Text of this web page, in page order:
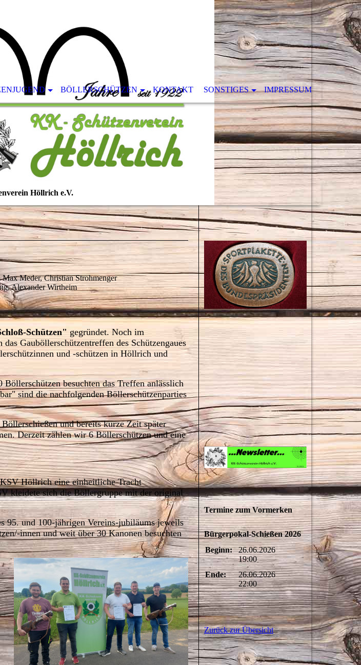
BÖLLERSCHÜTZEN KONTAKT SONSTIGES IMPRESSUM
Höllrich e.V.
Meder, Christian Strohmenger
Alexander Wirtheim
Schützen" gegründet. Noch im
Gauböllerschützentreffen des Schützengaues
und -schützen in Höllrich und
besuchten das Treffen anlässlich
sind die nachfolgenden Böllerschützenparties
und bereits kurze Zeit später
Derzeit zählen wir 6 Böllerschützen und eine
Höllrich eine einheitliche Tracht
kleidete sich die Böllergruppe mit der original
95. und 100-jährigen Vereins-jubiläums jeweils
innen und weit über 30 Kanonen besuchten
Termine zum Vormerken
Bürgerpokal-Schießen 2026
Beginn:
26.06.2026
19:00
Ende:
26.06.2026
22:00
Zurück zur Übersicht